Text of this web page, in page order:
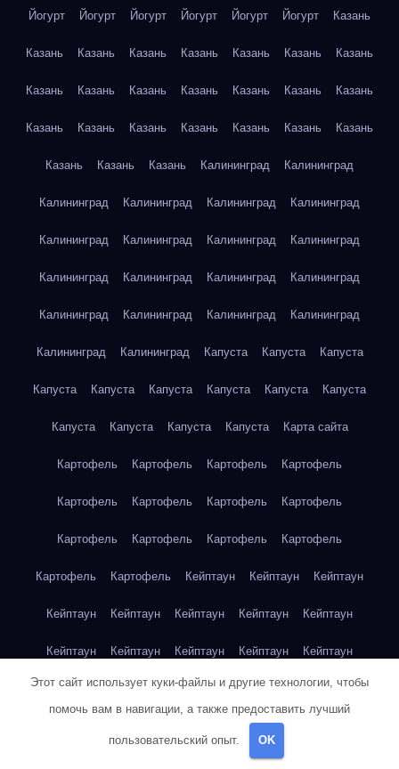
Йогурт Йогурт Йогурт Йогурт Йогурт Йогурт Казань
Казань Казань Казань Казань Казань Казань Казань
Казань Казань Казань Казань Казань Казань Казань
Казань Казань Казань Казань Казань Казань Казань
Казань Казань Казань Калининград Калининград
Калининград Калининград Калининград Калининград
Калининград Калининград Калининград Калининград
Калининград Калининград Калининград Калининград
Калининград Калининград Калининград Калининград
Калининград Калининград Капуста Капуста Капуста
Капуста Капуста Капуста Капуста Капуста Капуста
Капуста Капуста Капуста Капуста Карта сайта
Картофель Картофель Картофель Картофель
Картофель Картофель Картофель Картофель
Картофель Картофель Картофель Картофель
Картофель Картофель Кейптаун Кейптаун Кейптаун
Кейптаун Кейптаун Кейптаун Кейптаун Кейптаун
Кейптаун Кейптаун Кейптаун Кейптаун Кейптаун
Кейптаун Кейптаун Кейптаун Кейптаун Кейптаун
Клубника
Красноярск
Этот сайт использует куки-файлы и другие технологии, чтобы
помочь вам в навигации, а также предоставить лучший
пользовательский опыт. OK